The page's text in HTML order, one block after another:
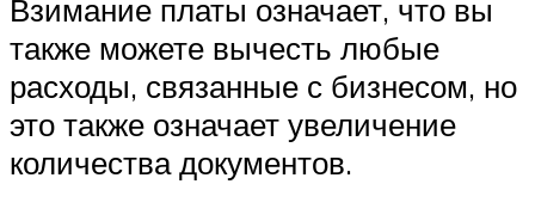
Взимание платы означает, что вы
также можете вычесть любые
расходы, связанные с бизнесом, но
это также означает увеличение
количества документов.